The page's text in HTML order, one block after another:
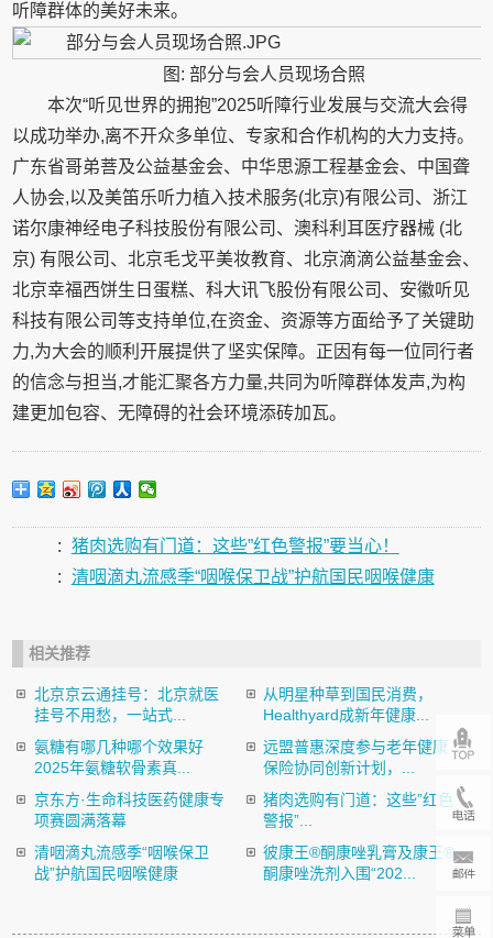
听障群体的美好未来。
图: 部分与会人员现场合照
本次“听见世界的拥抱”2025听障行业发展与交流大会得
以成功举办,离不开众多单位、专家和合作机构的大力支持。
广东省哥弟菩及公益基金会、中华思源工程基金会、中国聋
人协会,以及美笛乐听力植入技术服务(北京)有限公司、浙江
诺尔康神经电子科技股份有限公司、澳科利耳医疗器械 (北
京) 有限公司、北京毛戈平美妆教育、北京滴滴公益基金会、
北京幸福西饼生日蛋糕、科大讯飞股份有限公司、安徽听见
科技有限公司等支持单位,在资金、资源等方面给予了关键助
力,为大会的顺利开展提供了坚实保障。正因有每一位同行者
的信念与担当,才能汇聚各方力量,共同为听障群体发声,为构
建更加包容、无障碍的社会环境添砖加瓦。
: 猪肉选购有门道：这些”红色警报”要当心！
: 清咽滴丸流感季“咽喉保卫战”护航国民咽喉健康
相关推荐
北京京云通挂号：北京就医
挂号不用愁，一站式...
从明星种草到国民消费，
Healthyard成新年健康...
氨糖有哪几种哪个效果好
2025年氨糖软骨素真...
远盟普惠深度参与老年健康
保险协同创新计划，...
京东方·生命科技医药健康专
项赛圆满落幕
猪肉选购有门道：这些”红色
警报”...
清咽滴丸流感季“咽喉保卫
战”护航国民咽喉健康
彼康王®酮康唑乳膏及康王®
酮康唑洗剂入围“202...